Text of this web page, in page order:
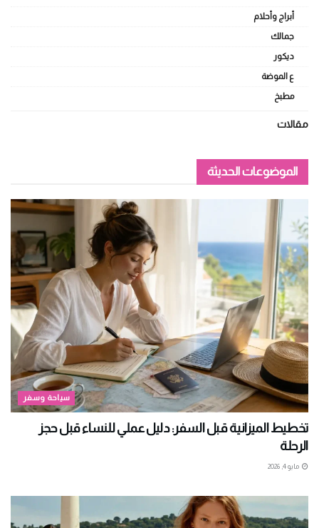
أبراج وأحلام
جمالك
ديكور
ع الموضة
مطبخ
مقالات
الموضوعات الحديثة
سياحة وسفر
تخطيط الميزانية قبل السفر: دليل عملي للنساء قبل حجز
الرحلة
مايو 4, 2026